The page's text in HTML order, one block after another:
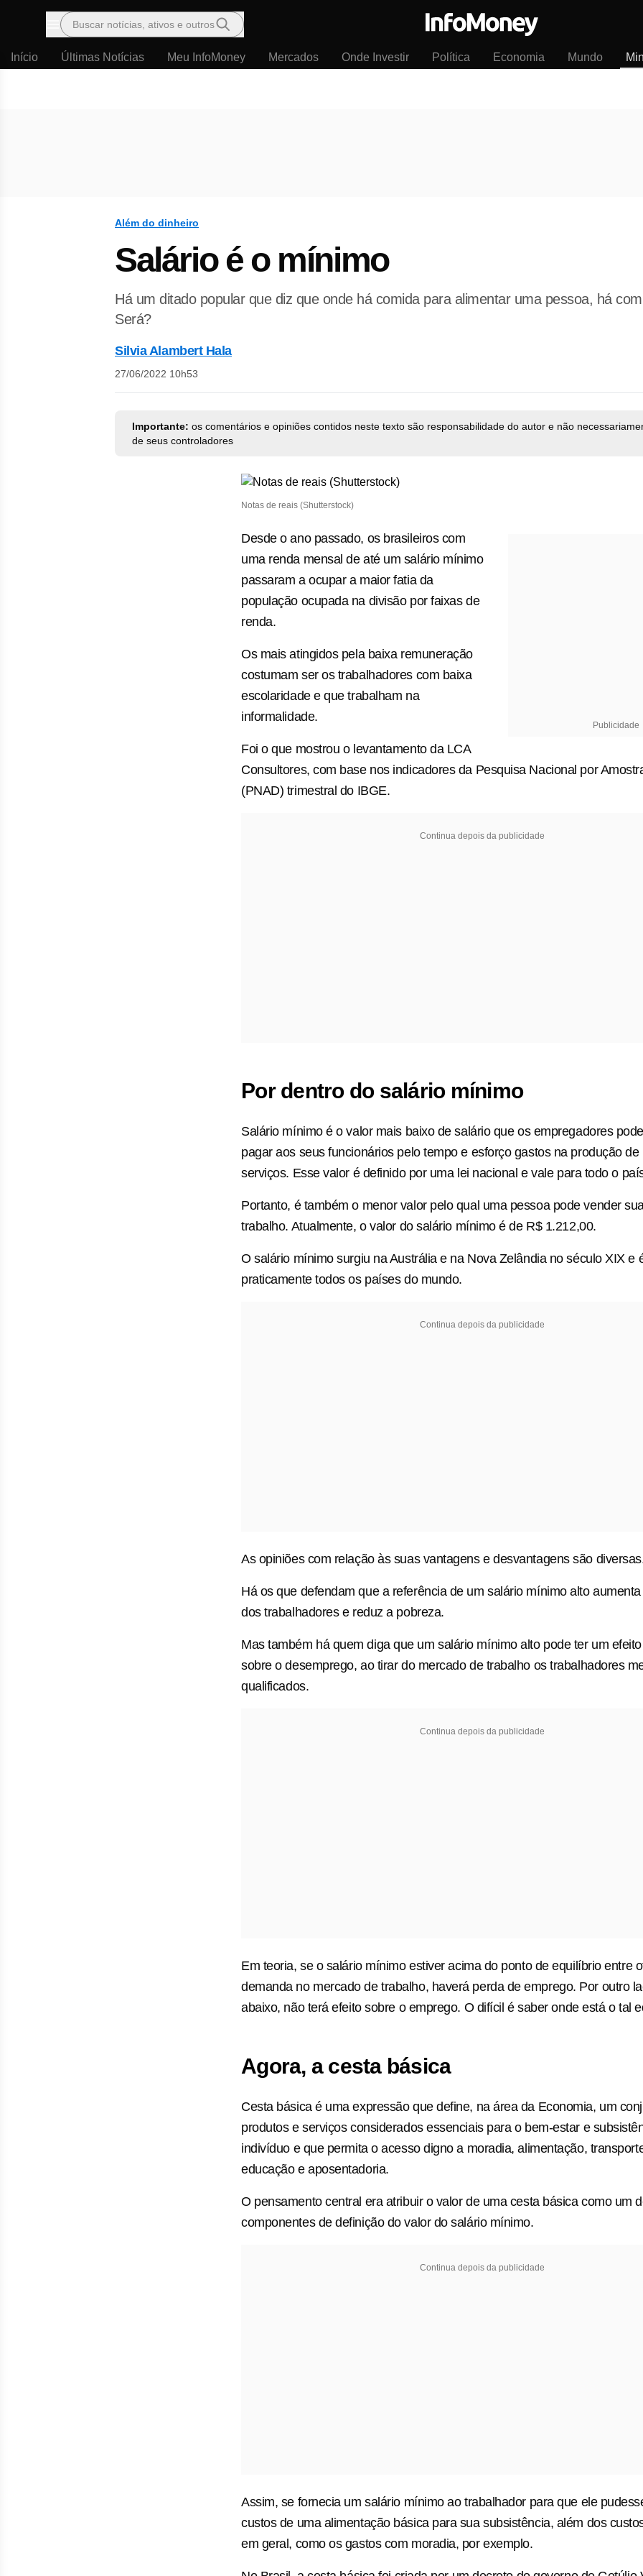
Menu
Buscar notícias, ativos e outros
Início Últimas Notícias Meu InfoMoney Mercados Onde Investir Política Economia Mundo
Além do dinheiro
Salário é o mínimo
Há um ditado popular que diz que onde há comida para alimentar uma pessoa, há
Será?
Silvia Alambert Hala
27/06/2022 10h53
Importante: os comentários e opiniões contidos neste texto são responsabilidade do autor e não
de seus controladores
Notas de reais (Shutterstock)
Publicidade
Desde o ano passado, os brasileiros com
uma renda mensal de até um salário mínimo
passaram a ocupar a maior fatia da
população ocupada na divisão por faixas de
renda.
Os mais atingidos pela baixa remuneração
costumam ser os trabalhadores com baixa
escolaridade e que trabalham na
informalidade.
Foi o que mostrou o levantamento da LCA
Consultores, com base nos indicadores da Pesquisa Nacional por
(PNAD) trimestral do IBGE.
Continua depois da publicidade
Por dentro do salário mínimo
Salário mínimo é o valor mais baixo de salário que os empregadores
pagar aos seus funcionários pelo tempo e esforço gastos na produção de
serviços. Esse valor é definido por uma lei nacional e vale para todo o
Portanto, é também o menor valor pelo qual uma pessoa pode vender
trabalho. Atualmente, o valor do salário mínimo é de R$ 1.212,00.
O salário mínimo surgiu na Austrália e na Nova Zelândia no século XIX e
praticamente todos os países do mundo.
Continua depois da publicidade
As opiniões com relação às suas vantagens e desvantagens são
Há os que defendam que a referência de um salário mínimo alto
dos trabalhadores e reduz a pobreza.
Mas também há quem diga que um salário mínimo alto pode ter um efeito
sobre o desemprego, ao tirar do mercado de trabalho os trabalhadores
qualificados.
Continua depois da publicidade
Em teoria, se o salário mínimo estiver acima do ponto de equilíbrio entre
demanda no mercado de trabalho, haverá perda de emprego. Por outro
abaixo, não terá efeito sobre o emprego. O difícil é saber onde está o tal
Agora, a cesta básica
Cesta básica é uma expressão que define, na área da Economia, um
produtos e serviços considerados essenciais para o bem-estar e
indivíduo e que permita o acesso digno a moradia, alimentação,
educação e aposentadoria.
O pensamento central era atribuir o valor de uma cesta básica como um
componentes de definição do valor do salário mínimo.
Continua depois da publicidade
Assim, se fornecia um salário mínimo ao trabalhador para que ele
custos de uma alimentação básica para sua subsistência, além dos
em geral, como os gastos com moradia, por exemplo.